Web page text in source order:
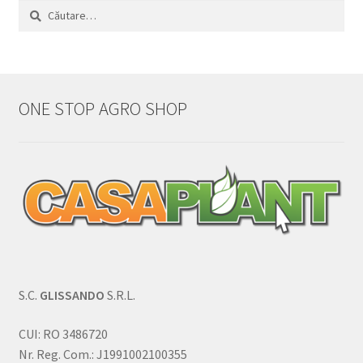
Caută
ONE STOP AGRO SHOP
S.C. GLISSANDO S.R.L.
CUI: RO 3486720
Nr. Reg. Com.: J1991002100355